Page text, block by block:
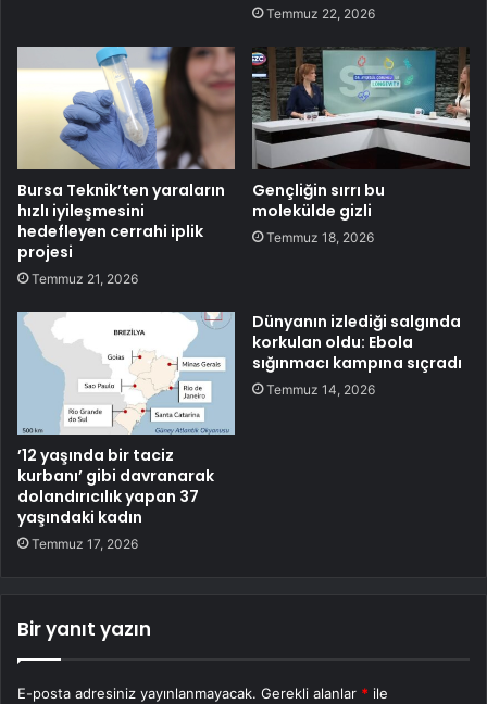
Temmuz 22, 2026
Bursa Teknik’ten yaraların
hızlı iyileşmesini
hedefleyen cerrahi iplik
projesi
Temmuz 21, 2026
Gençliğin sırrı bu
molekülde gizli
Temmuz 18, 2026
’12 yaşında bir taciz
kurbanı’ gibi davranarak
dolandırıcılık yapan 37
yaşındaki kadın
Temmuz 17, 2026
Dünyanın izlediği salgında
korkulan oldu: Ebola
sığınmacı kampına sıçradı
Temmuz 14, 2026
Bir yanıt yazın
E-posta adresiniz yayınlanmayacak. Gerekli alanlar * ile